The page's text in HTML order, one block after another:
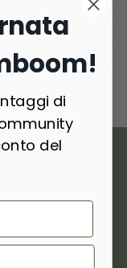
origine naturale,
cotone, lana,
traspirabilità,
di
del